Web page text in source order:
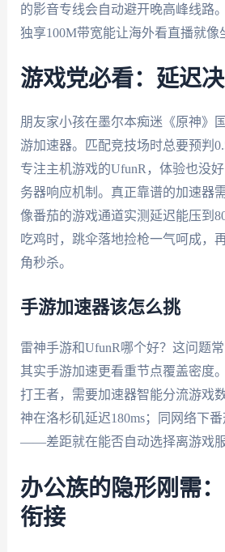
的影音专线会自动避开晚高峰线路
独享100M带宽能让海外看直播就像
游戏党必看：延迟
朋友家小孩在墨尔本痴迷《原神》
游加速器。匹配竞技场时总要预判
专注主机游戏的UfunR，体验也没
务器响应机制。真正靠谱的加速器
像番茄的游戏通道实测延迟能压到
吃鸡时，跳伞落地捡枪一气呵成，
角秒杀。
手游加速器该怎么挑
雷神手游和UfunR哪个好？这问题
其实手游加速更看重节点覆盖密度
打王者，需要加速器智能分流游戏
神在洛杉矶延迟180ms；同网络下
——差距就在能否自动选择离游戏服
办公族的隐形刚需
衔接